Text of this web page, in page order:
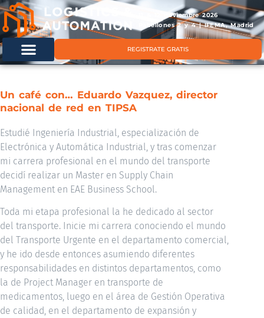
11 & 12 noviembre 2026
Pabellones 2 y 4 | IFEMA, Madrid
REGISTRATE GRATIS
Un café con… Eduardo Vazquez, director
nacional de red en TIPSA
Estudié Ingeniería Industrial, especialización de
Electrónica y Automática Industrial, y tras comenzar
mi carrera profesional en el mundo del transporte
decidí realizar un Master en Supply Chain
Management en EAE Business School.
Toda mi etapa profesional la he dedicado al sector
del transporte. Inicie mi carrera conociendo el mundo
del Transporte Urgente en el departamento comercial,
y he ido desde entonces asumiendo diferentes
responsabilidades en distintos departamentos, como
la de Project Manager en transporte de
medicamentos, luego en el área de Gestión Operativa
de calidad, en el departamento de expansión y